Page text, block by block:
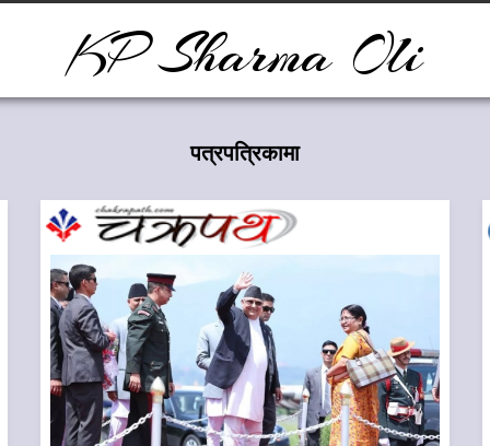
KP Sharma Oli
पत्रपत्रिकामा